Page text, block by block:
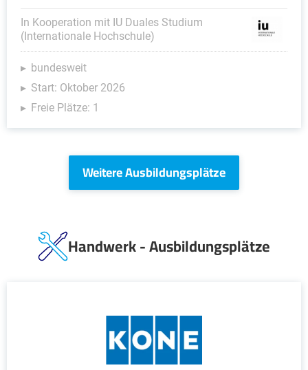
In Kooperation mit IU Duales Studium
(Internationale Hochschule)
bundesweit
Start: Oktober 2026
Freie Plätze: 1
Weitere Ausbildungsplätze
Handwerk - Ausbildungsplätze